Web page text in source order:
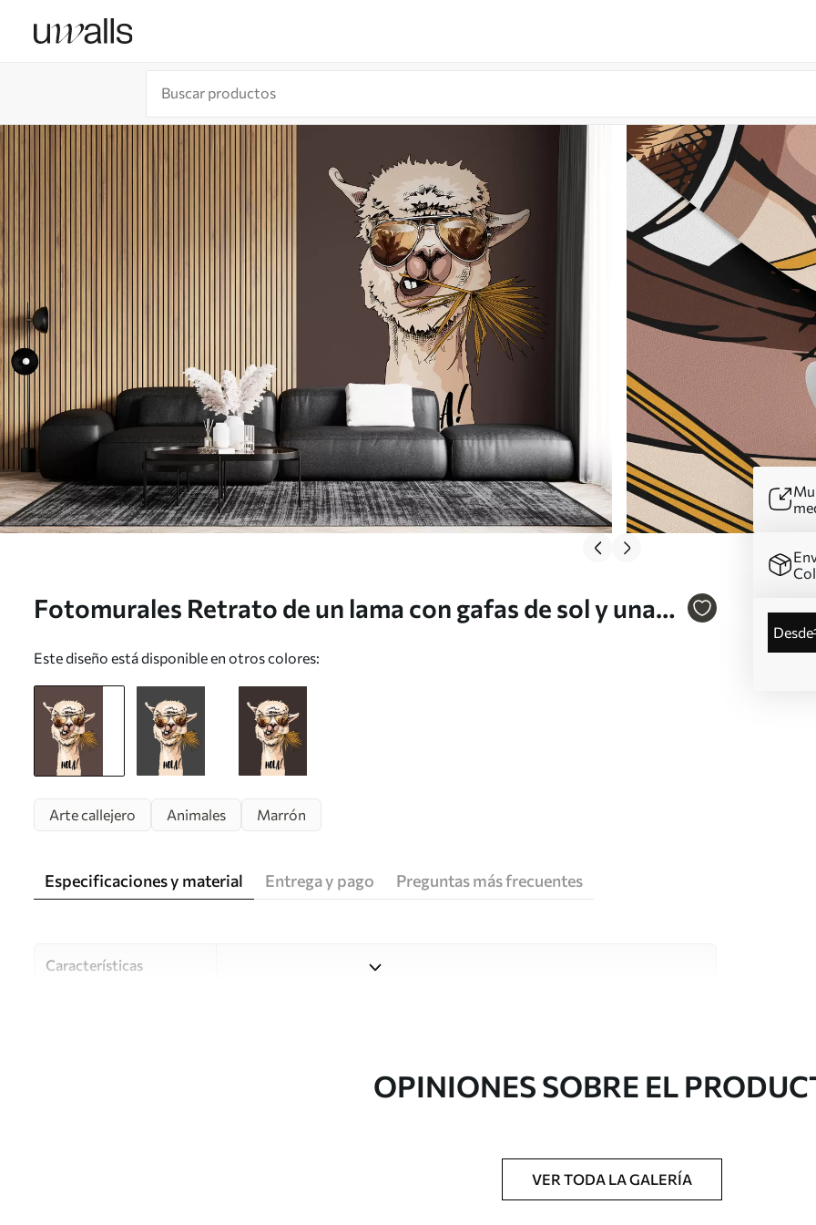
Fotomurales Retrato de un lama con gafas de sol y una
Este diseño está disponible en otros colores:
desde
Arte callejero Animales Marrón
Especificaciones y material Entrega y pago Preguntas más frecuentes
Características
Estudio de diseño Uwalls
Impreso bajo pedido y entregado en rollos de hasta 50 cm de ancho.
OPINIONES SOBRE EL
VER TODA LA GALERÍA